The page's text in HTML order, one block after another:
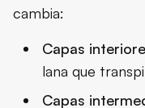
cambia:
Capas
lana que
Capas